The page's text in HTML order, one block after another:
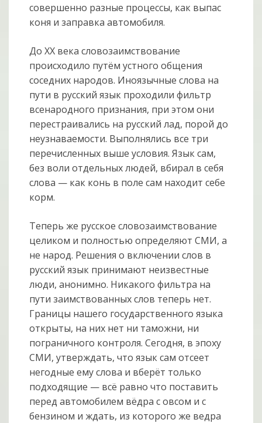
совершенно разные процессы, как выпас
коня и заправка автомобиля.
До XX века словозаимствование
происходило путём устного общения
соседних народов. Иноязычные слова на
пути в русский язык проходили фильтр
всенародного признания, при этом они
перестраивались на русский лад, порой до
неузнаваемости. Выполнялись все три
перечисленных выше условия. Язык сам,
без воли отдельных людей, вбирал в себя
слова — как конь в поле сам находит себе
корм.
Теперь же русское словозаимствование
целиком и полностью определяют СМИ, а
не народ. Решения о включении слов в
русский язык принимают неизвестные
люди, анонимно. Никакого фильтра на
пути заимствованных слов теперь нет.
Границы нашего государственного языка
открыты, на них нет ни таможни, ни
пограничного контроля. Сегодня, в эпоху
СМИ, утверждать, что язык сам отсеет
негодные ему слова и вберёт только
подходящие — всё равно что поставить
перед автомобилем вёдра с овсом и с
бензином и ждать, из которого же ведра